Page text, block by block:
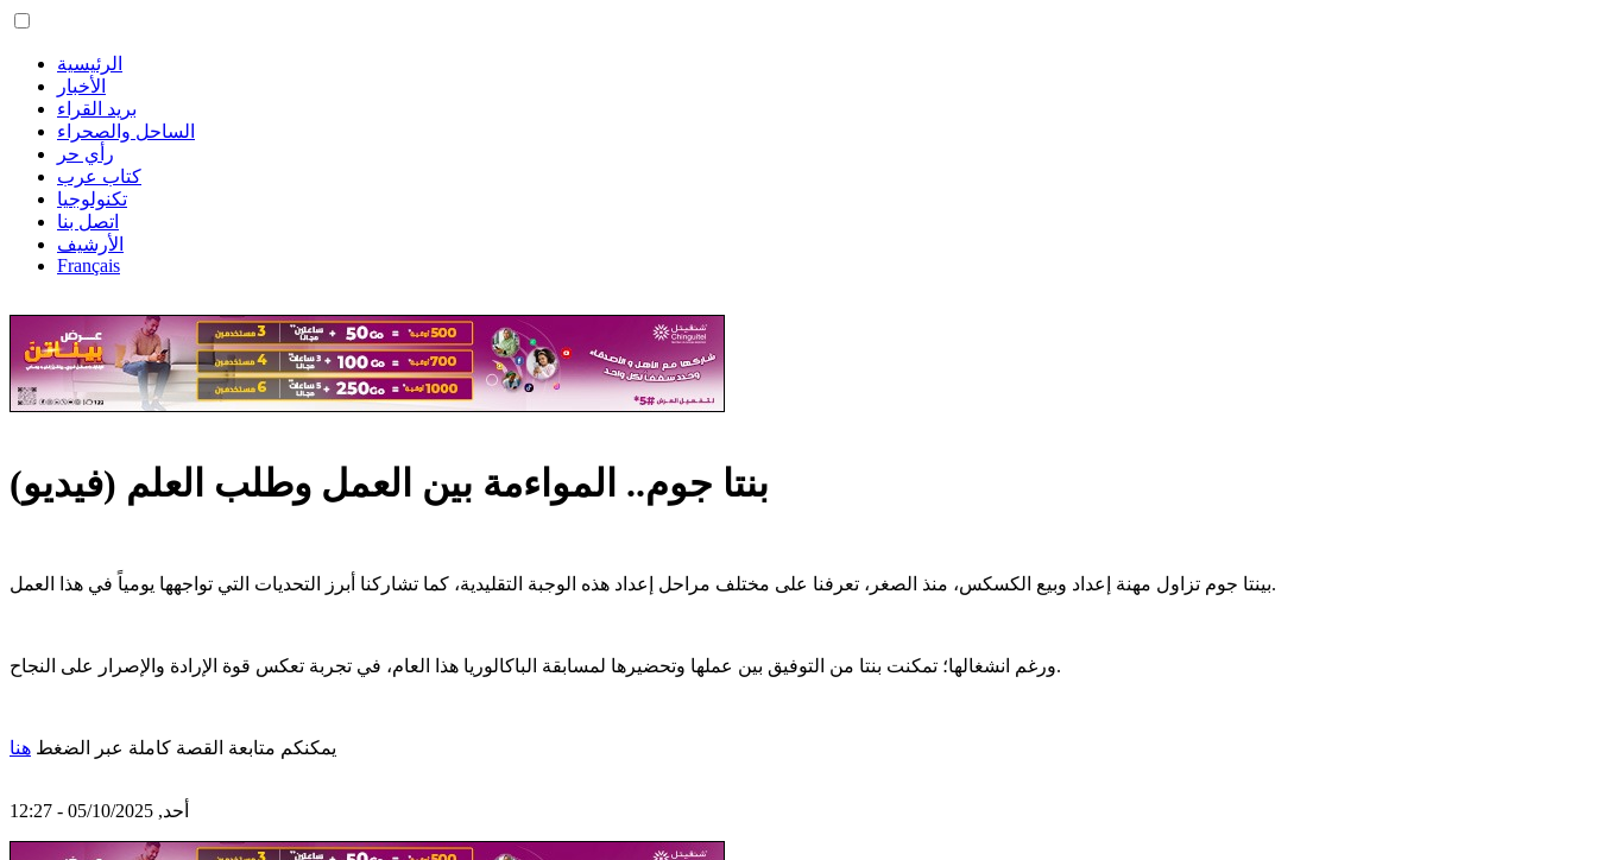
الرئيسية
الأخبار
بريد القراء
الساحل والصحراء
رأي حر
كتاب عرب
تكنولوجيا
اتصل بنا
الأرشيف
Français
بنتا جوم.. المواءمة بين العمل وطلب العلم (فيديو)
بينتا جوم تزاول مهنة إعداد وبيع الكسكس، منذ الصغر، تعرفنا على مختلف مراحل إعداد هذه الوجبة التقليدية، كما تشاركنا أبرز التحديات التي تواجهها يومياً في هذا العمل.
ورغم انشغالها؛ تمكنت بنتا من التوفيق بين عملها وتحضيرها لمسابقة الباكالوريا هذا العام، في تجربة تعكس قوة الإرادة والإصرار على النجاح.
يمكنكم متابعة القصة كاملة عبر الضغط هنا
أحد, 05/10/2025 - 12:27